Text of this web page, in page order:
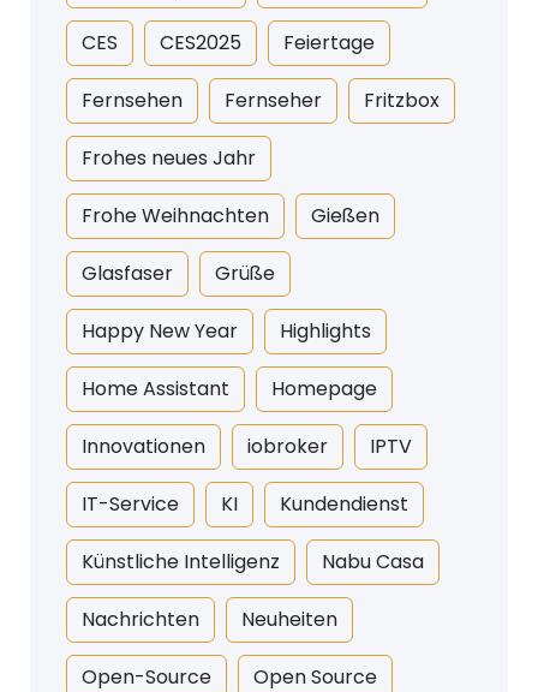
CES CES2025 Feiertage
Fernsehen Fernseher Fritzbox
Frohes neues Jahr
Frohe Weihnachten Gießen
Glasfaser Grüße
Happy New Year Highlights
Home Assistant Homepage
Innovationen iobroker IPTV
IT-Service KI Kundendienst
Künstliche Intelligenz Nabu Casa
Nachrichten Neuheiten
Open-Source Open Source